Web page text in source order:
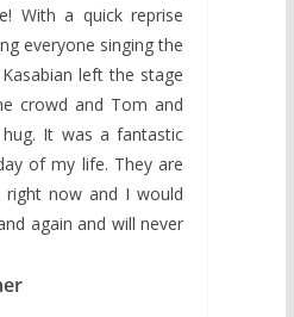
With a quick reprise
everyone singing the
left the stage
crowd and Tom and
It was a fantastic
of my life. They are
now and I would
again and will never